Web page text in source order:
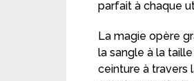
parfait à chaque
La magie opère
la sangle à la
ceinture à travers